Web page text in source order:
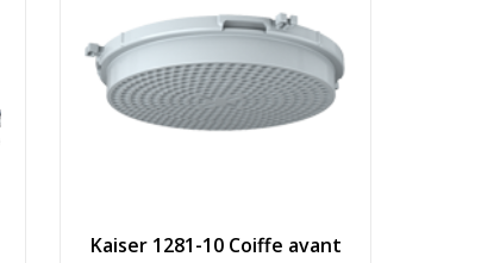
Kaiser 1281-10 Coiffe avant